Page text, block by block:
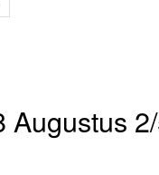
Augustus